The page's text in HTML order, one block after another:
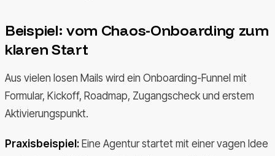
Beispiel: vom Chaos-Onboarding zum
klaren Start
Aus vielen losen Mails wird ein Onboarding-Funnel mit
Formular, Kickoff, Roadmap, Zugangscheck und erstem
Aktivierungspunkt.
Praxisbeispiel: Eine Agentur startet mit einer vagen Idee